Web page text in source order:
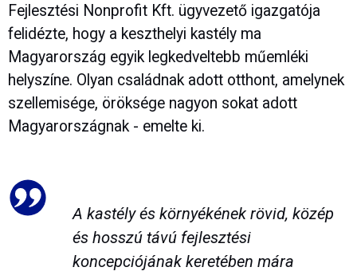
Fejlesztési Nonprofit Kft. ügyvezető igazgatója
felidézte, hogy a keszthelyi kastély ma
Magyarország egyik legkedveltebb műemléki
helyszíne. Olyan családnak adott otthont, amelynek
szellemisége, öröksége nagyon sokat adott
Magyarországnak - emelte ki.
A kastély és környékének rövid, közép
és hosszú távú fejlesztési
koncepciójának keretében mára